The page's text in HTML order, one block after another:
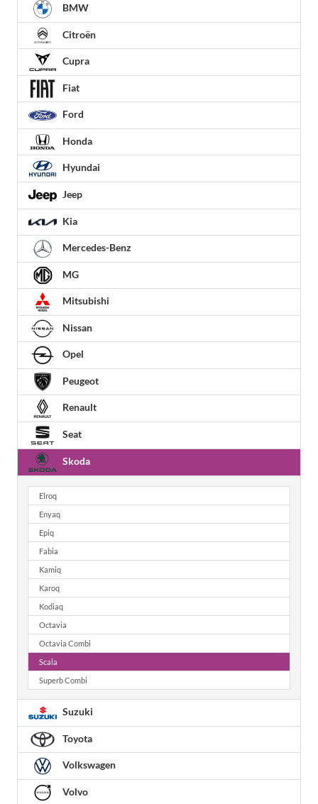
BMW
Citroën
Cupra
Fiat
Ford
Honda
Hyundai
Jeep
Kia
Mercedes-Benz
MG
Mitsubishi
Nissan
Opel
Peugeot
Renault
Seat
Skoda
Elroq
Enyaq
Epiq
Fabia
Kamiq
Karoq
Kodiaq
Octavia
Octavia Combi
Scala
Superb Combi
Suzuki
Toyota
Volkswagen
Volvo